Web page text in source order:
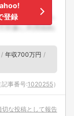
登録
年収700万円
記事番号:1020255）
切な投稿として報告